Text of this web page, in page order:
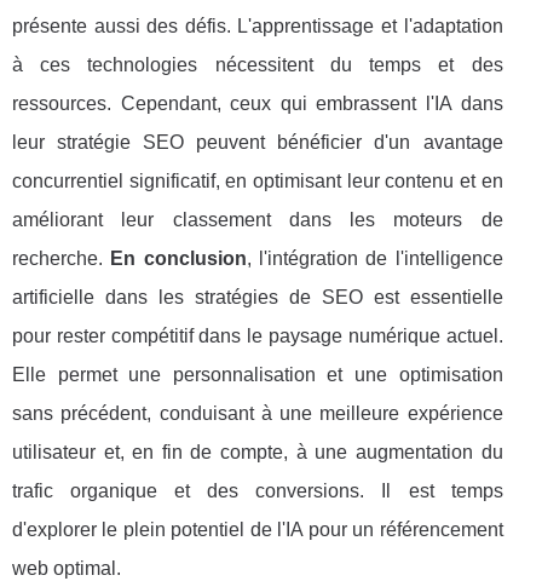
présente aussi des défis. L'apprentissage et l'adaptation
à ces technologies nécessitent du temps et des
ressources. Cependant, ceux qui embrassent l'IA dans
leur stratégie SEO peuvent bénéficier d'un avantage
concurrentiel significatif, en optimisant leur contenu et en
améliorant leur classement dans les moteurs de
recherche. En conclusion, l'intégration de l'intelligence
artificielle dans les stratégies de SEO est essentielle
pour rester compétitif dans le paysage numérique actuel.
Elle permet une personnalisation et une optimisation
sans précédent, conduisant à une meilleure expérience
utilisateur et, en fin de compte, à une augmentation du
trafic organique et des conversions. Il est temps
d'explorer le plein potentiel de l'IA pour un référencement
web optimal.